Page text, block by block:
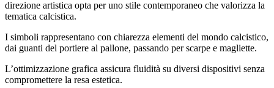
direzione artistica opta per uno stile contemporaneo che valorizza la
tematica calcistica.
I simboli rappresentano con chiarezza elementi del mondo calcistico,
dai guanti del portiere al pallone, passando per scarpe e magliette.
L’ottimizzazione grafica assicura fluidità su diversi dispositivi senza
compromettere la resa estetica.